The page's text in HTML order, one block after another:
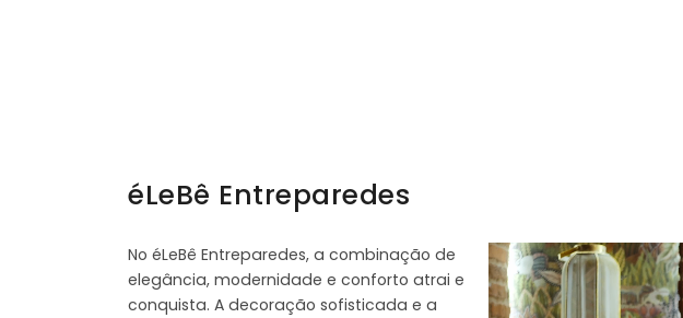
éLeBê Entreparedes
No éLeBê Entreparedes, a combinação de
elegância, modernidade e conforto atrai e
conquista. A decoração sofisticada e a